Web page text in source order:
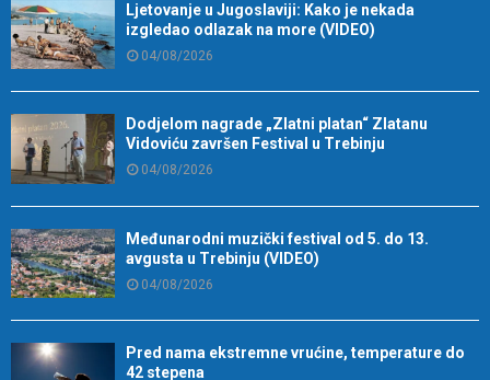
Ljetovanje u Jugoslaviji: Kako je nekada
izgledao odlazak na more (VIDEO)
04/08/2026
Dodjelom nagrade „Zlatni platan“ Zlatanu
Vidoviću završen Festival u Trebinju
04/08/2026
Međunarodni muzički festival od 5. do 13.
avgusta u Trebinju (VIDEO)
04/08/2026
Pred nama ekstremne vrućine, temperature do
42 stepena